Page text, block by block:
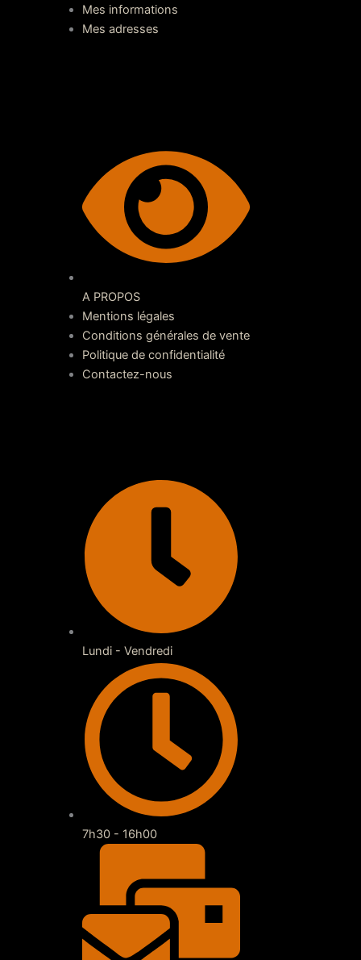
Mes informations
Mes adresses
A PROPOS
Mentions légales
Conditions générales de vente
Politique de confidentialité
Contactez-nous
Lundi - Vendredi
7h30 - 16h00